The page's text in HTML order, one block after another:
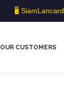
🖥️ SiamLancard
OUR CUSTOMERS